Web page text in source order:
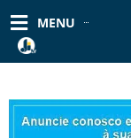
para
conteúdo
MENU